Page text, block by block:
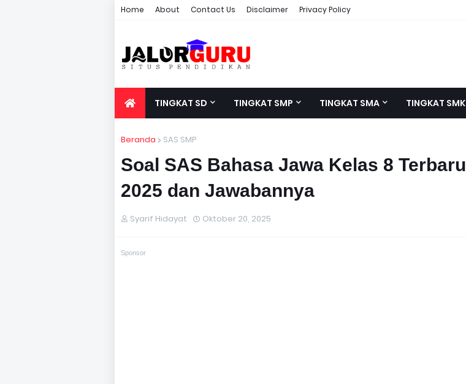
Home About Contact Us Disclaimer Privacy Policy
TINGKAT SD TINGKAT SMP TINGKAT SMA TINGKAT SMK
Beranda SAS SMP
Soal SAS Bahasa Jawa Kelas 8 Terbaru
2025 dan Jawabannya
Syarif Hidayat Oktober 20, 2025
Sponsor